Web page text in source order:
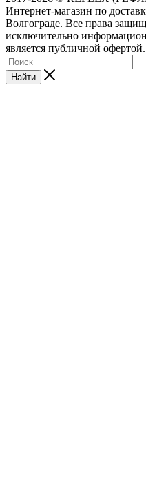
Интернет-магазин по
Волгограде. Все права
исключительно
является публичной офертой.
Найти